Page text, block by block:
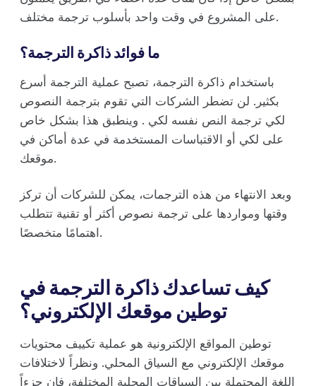
على المشروع في وقت واحد بأسلوب ترجمة مختلف.
ما فوائد ذاكرة الترجمة؟
باستخدام ذاكرة الترجمة، تصبح عملية الترجمة أسرع
بكثير. لن تضطر الشركات التي تقوم بترجمة النصوص
لكي ترجمة النص نفسه لكي . وينطبق هذا بشكل خاص
على لكي أو الاقتباسات المستخدمة في عدة أماكن في
موقعك.
وبعد الانتهاء من هذه الترجمات، يمكن للشركات أن تركز
وقتها ومواردها على ترجمة نصوص أكثر أو تقنية تتطلب
اهتمامًا متخصصًا.
كيف تساعدك ذاكرة الترجمة في
توطين موقعك الإلكتروني؟
توطين المواقع الإلكترونية هو عملية تكييف محتويات
موقعك الإلكتروني مع السياق المحلي. ونظراً لاختلافات
اللغة المحتملة بين السياقات المحلية المختلفة، فإن جزءاً